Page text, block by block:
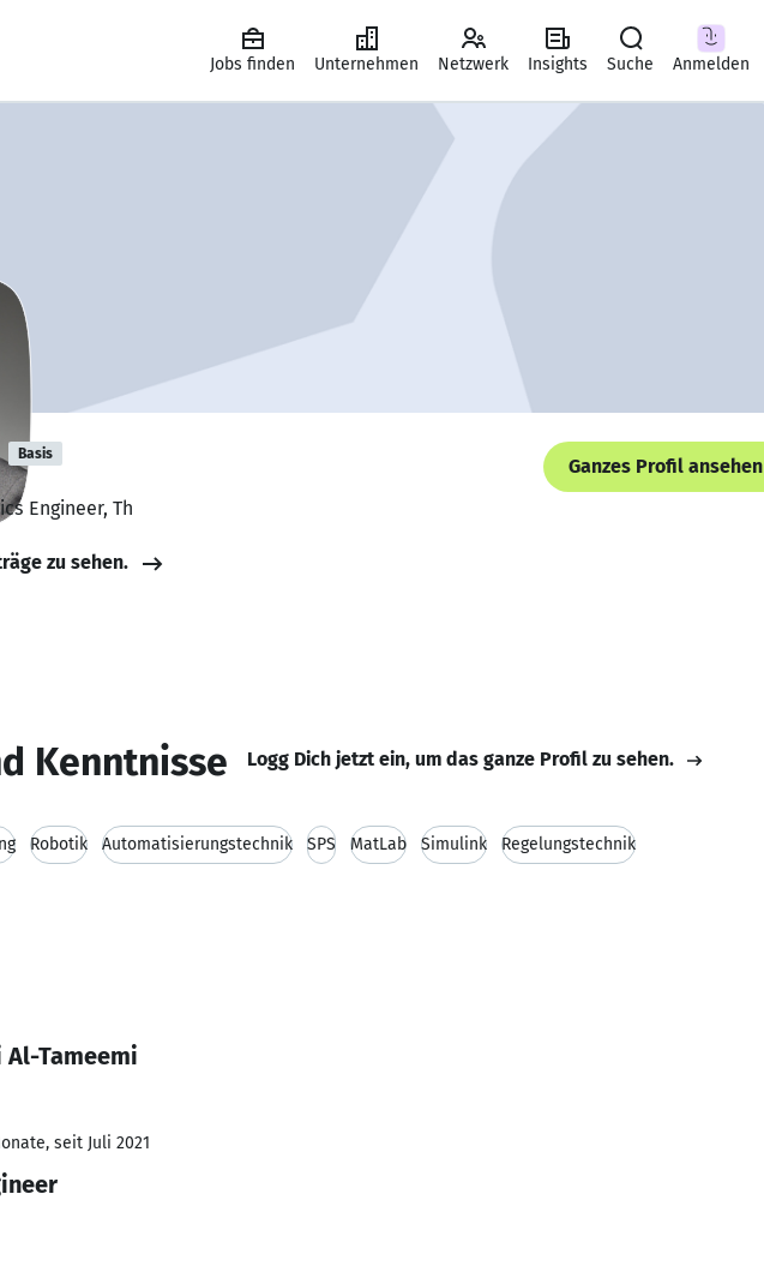
Jobs finden Unternehmen Netzwerk Insights Suche Anmelden
Basis
Ganzes Profil ansehen
Engineer, Th
zu sehen.
Kenntnisse Logg Dich jetzt ein, um das ganze Profil zu sehen.
Robotik Automatisierungstechnik SPS MatLab Simulink Regelungstechnik
Tameemi
seit Juli 2021